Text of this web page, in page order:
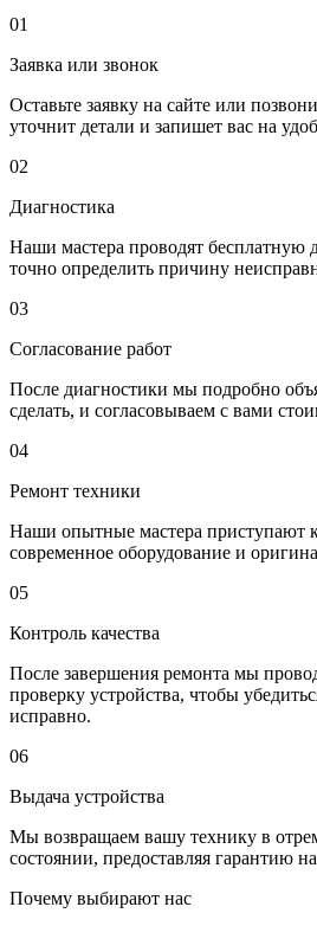
01
Заявка или звонок
Оставьте заявку на сайте или
уточнит детали и запишет вас на
02
Диагностика
Наши мастера проводят бесплатную
точно определить причину
03
Согласование работ
После диагностики мы подробно
сделать, и согласовываем с вами
04
Ремонт техники
Наши опытные мастера приступают к
современное оборудование и
05
Контроль качества
После завершения ремонта мы
проверку устройства, чтобы
исправно.
06
Выдача устройства
Мы возвращаем вашу технику в
состоянии, предоставляя гарантию
Почему выбирают нас